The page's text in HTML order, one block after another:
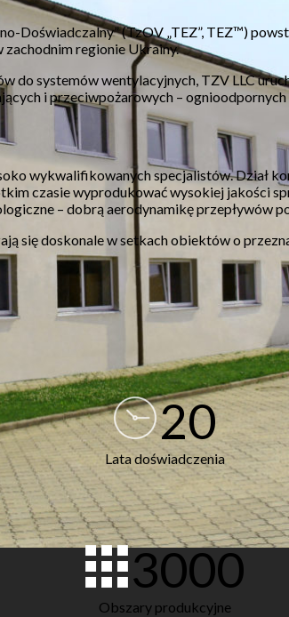
Doświadczalny” (TzOV „TEZ”, TEZ™)
regionie Ukrainy.
do systemów wentylacyjnych, TZV LLC
i przeciwpożarowych –
wykwalifikowanych specjalistów. Dział
czasie wyprodukować wysokiej jakości
– dobrą aerodynamikę przepływów
się doskonale w setkach obiektów o
20
Lata doświadczenia
3000
Obszary produkcyjne